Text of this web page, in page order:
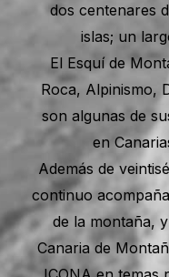
dos centenares
islas; un
El Esquí de
Roca, Alpinismo,
son algunas de
en
Además de
continuo
de la montaña,
Canaria de